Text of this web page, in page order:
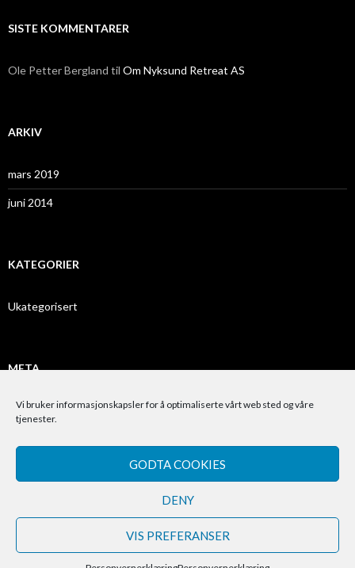
Vi bruker informasjonskapsler for å optimaliserte vårt web sted og våre
tjenester.
GODTA COOKIES
DENY
VIS PREFERANSER
SISTE KOMMENTARER
Ole Petter Bergland til Om Nyksund Retreat AS
ARKIV
mars 2019
juni 2014
KATEGORIER
Ukategorisert
META
Logg inn